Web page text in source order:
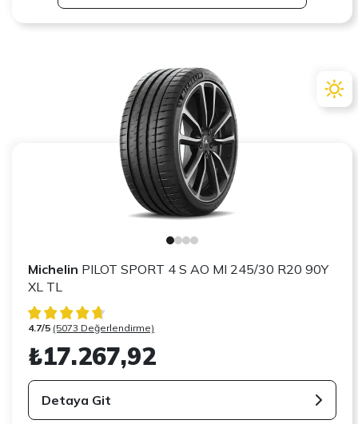
Michelin PILOT SPORT 4 S AO MI 245/30 R20 90Y
XL TL
4.7/5 (5073 Değerlendirme)
₺17.267,92
Detaya Git